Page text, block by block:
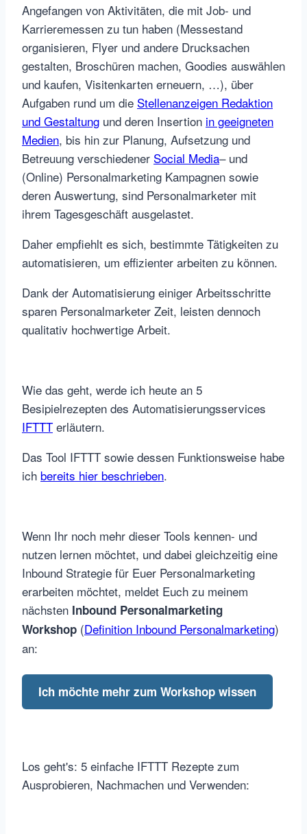
Angefangen von Aktivitäten, die mit Job- und
Karrieremessen zu tun haben (Messestand
organisieren, Flyer und andere Drucksachen
gestalten, Broschüren machen, Goodies auswählen
und kaufen, Visitenkarten erneuern, …), über
Aufgaben rund um die Stellenanzeigen Redaktion
und Gestaltung und deren Insertion in geeigneten
Medien, bis hin zur Planung, Aufsetzung und
Betreuung verschiedener Social Media– und
(Online) Personalmarketing Kampagnen sowie
deren Auswertung, sind Personalmarketer mit
ihrem Tagesgeschäft ausgelastet.
Daher empfiehlt es sich, bestimmte Tätigkeiten zu
automatisieren, um effizienter arbeiten zu können.
Dank der Automatisierung einiger Arbeitsschritte
sparen Personalmarketer Zeit, leisten dennoch
qualitativ hochwertige Arbeit.
Wie das geht, werde ich heute an 5
Besipielrezepten des Automatisierungsservices
IFTTT erläutern.
Das Tool IFTTT sowie dessen Funktionsweise habe
ich bereits hier beschrieben.
Wenn Ihr noch mehr dieser Tools kennen- und
nutzen lernen möchtet, und dabei gleichzeitig eine
Inbound Strategie für Euer Personalmarketing
erarbeiten möchtet, meldet Euch zu meinem
nächsten Inbound Personalmarketing
Workshop (Definition Inbound Personalmarketing)
an:
Ich möchte mehr zum Workshop wissen
Los geht's: 5 einfache IFTTT Rezepte zum
Ausprobieren, Nachmachen und Verwenden: